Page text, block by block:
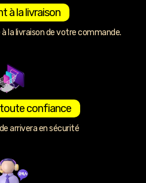
à la livraison
la livraison de votre commande.
confiance
arrivera en sécurité